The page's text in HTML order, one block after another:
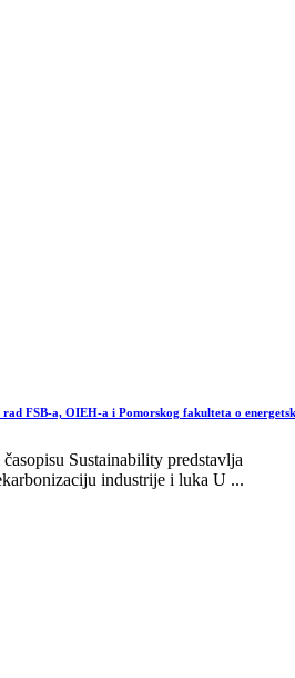
FSB-a, OIEH-a i Pomorskog fakulteta o
Sustainability predstavlja
industrije i luka U ...